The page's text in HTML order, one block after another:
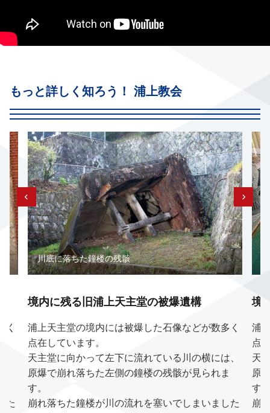
もっと詳しく知ろう！ 浦上教会
く
た
川底に落ちた鐘楼の残骸
境内に残る旧浦上天主堂の被爆遺構
浦上天主堂の境内には被爆した石像などが数多く
点在しています。
天主堂に向かって左下に流れている川の横には、
原爆で崩れ落ちた左側の鐘楼の残骸が見られま
す。
崩れ落ちた鐘楼が川の流れを塞いでしまいました
境
浦
点
天
原
す
崩